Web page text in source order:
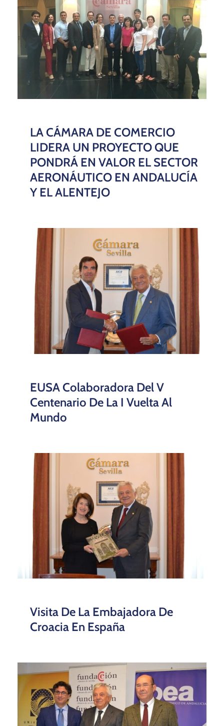
LA CÁMARA DE COMERCIO
LIDERA UN PROYECTO QUE
PONDRÁ EN VALOR EL SECTOR
AERONÁUTICO EN ANDALUCÍA
Y EL ALENTEJO
EUSA Colaboradora Del V
Centenario De La I Vuelta Al
Mundo
Visita De La Embajadora De
Croacia En España